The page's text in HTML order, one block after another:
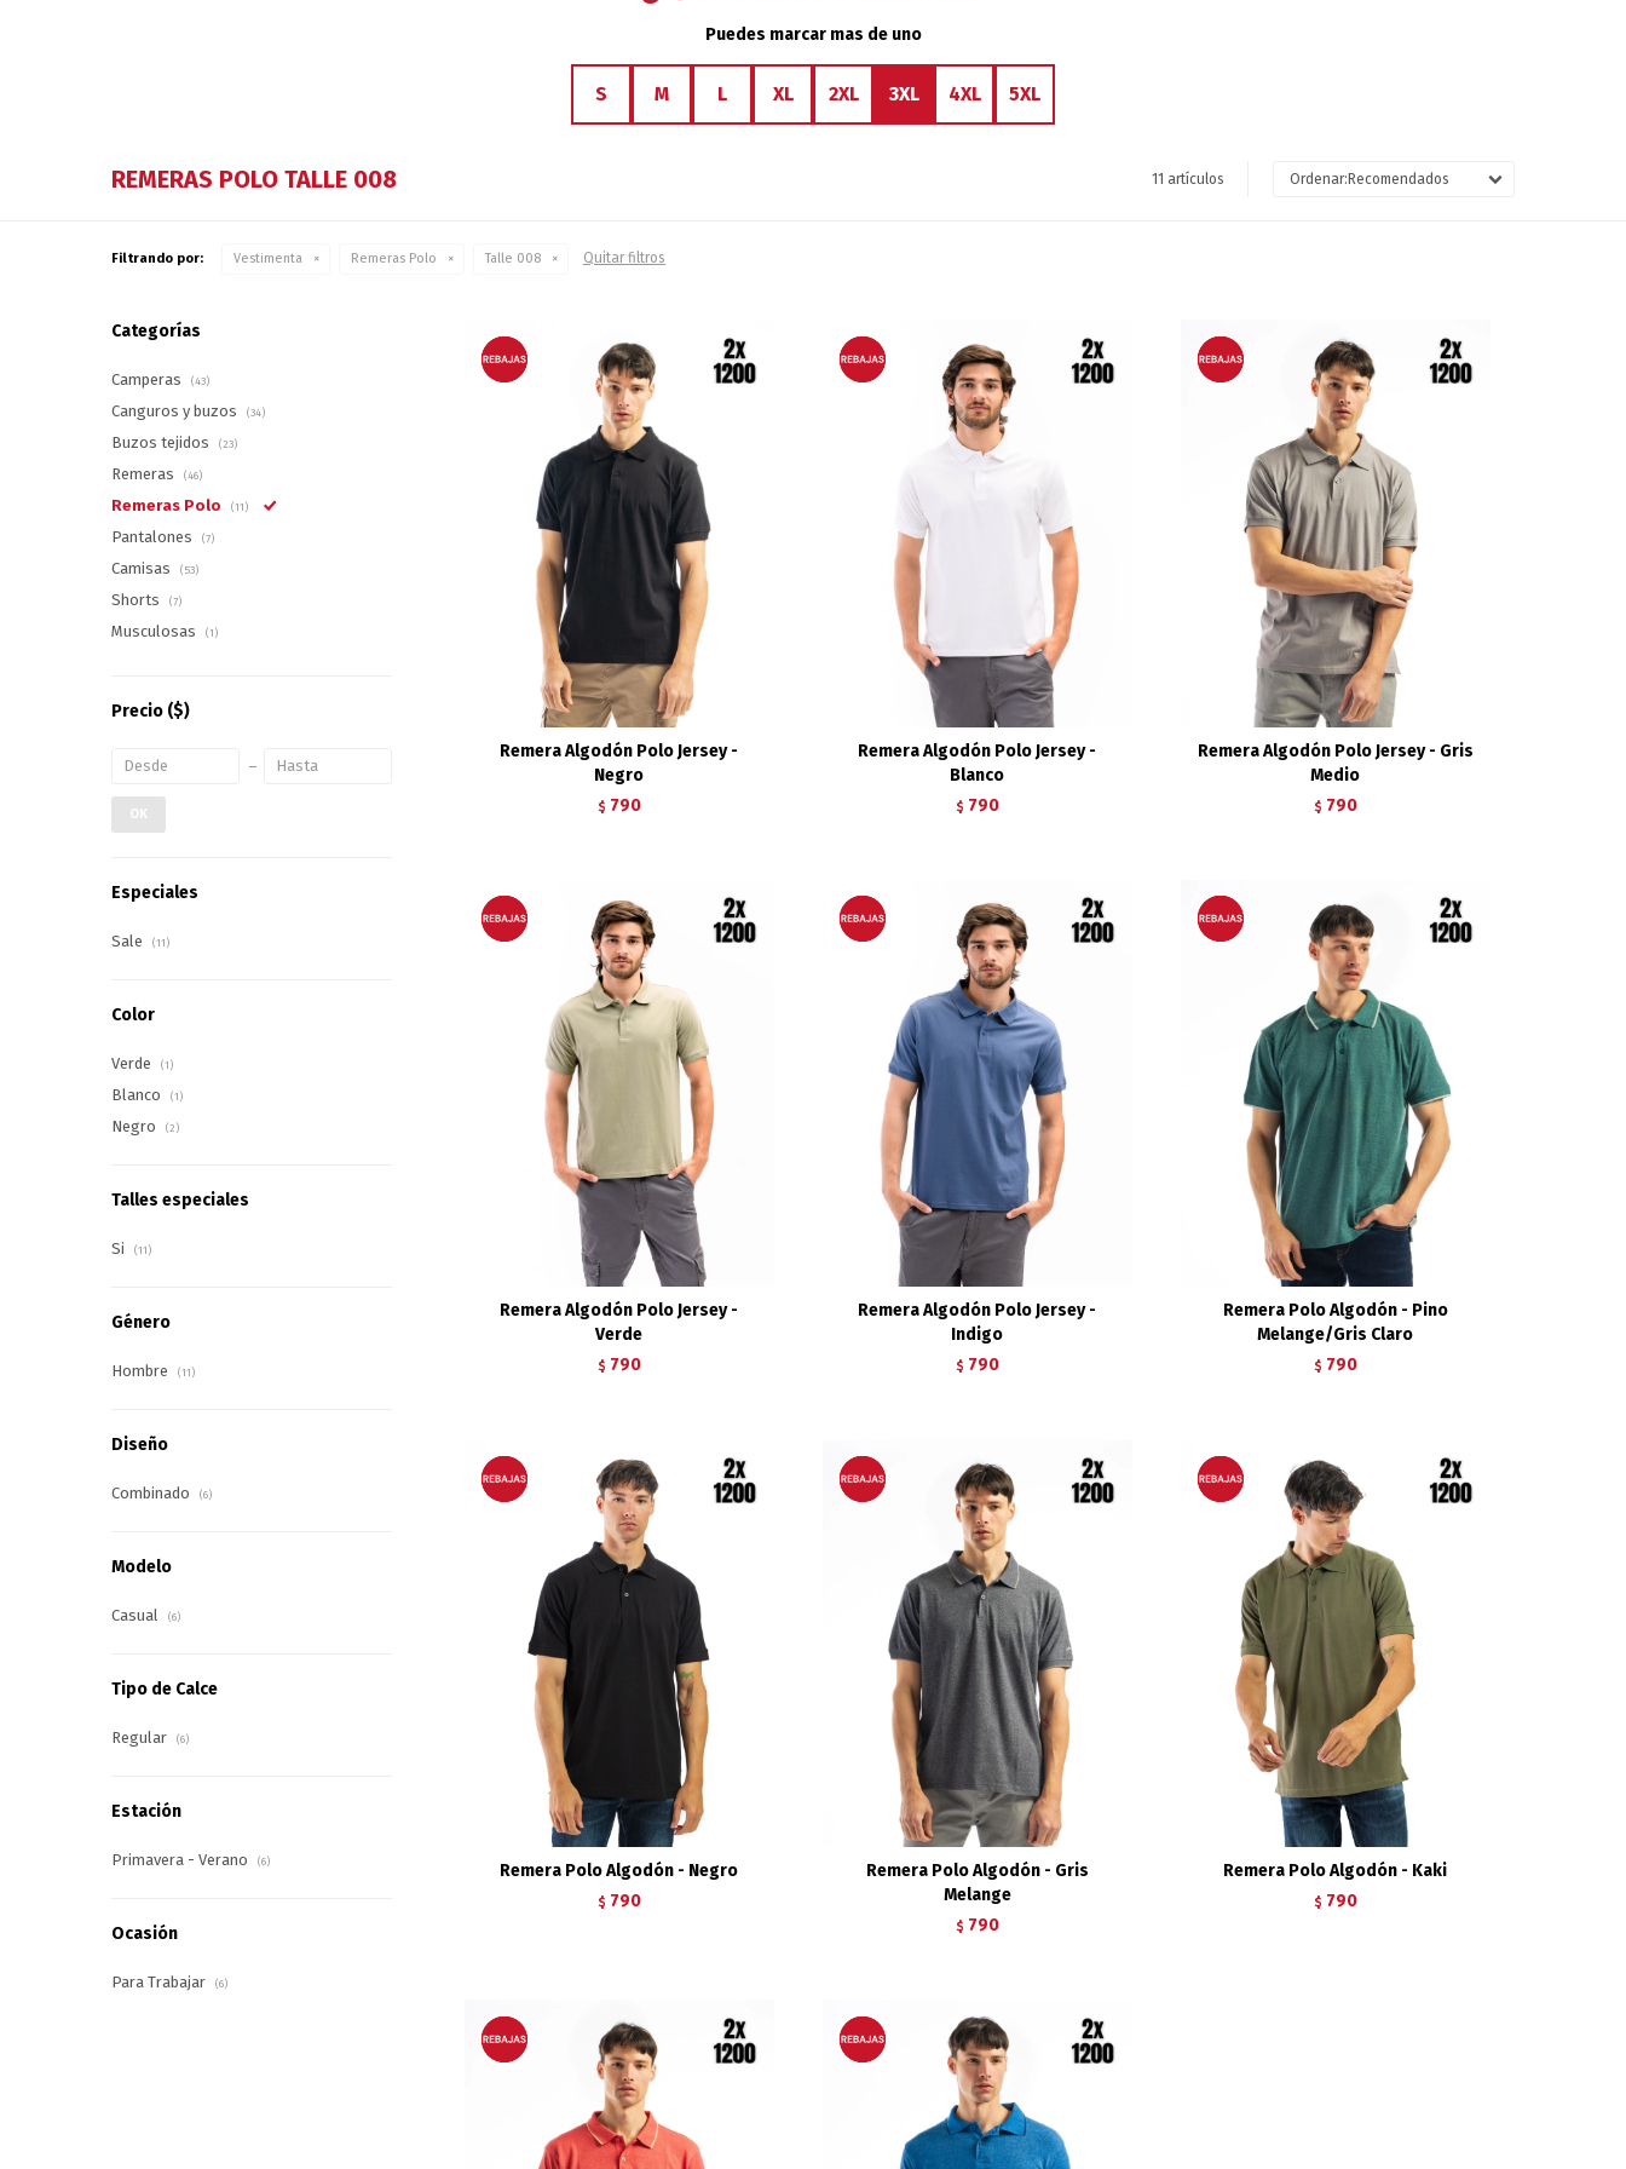
Puedes marcar mas de uno
S M L XL 2XL 3XL 4XL 5XL
REMERAS POLO TALLE 008 11 artículos Recomendados
Filtrando por: Vestimenta Remeras Polo Talle 008 Quitar filtros
Remera Algodón Polo Jersey -
Negro
$ 790
Remera Algodón Polo Jersey -
Blanco
$ 790
Remera Algodón Polo Jersey - Gris
Medio
$ 790
Remera Algodón Polo Jersey -
Verde
$ 790
Remera Algodón Polo Jersey -
Indigo
$ 790
Remera Polo Algodón - Pino
Melange/Gris Claro
$ 790
Remera Polo Algodón - Negro
$ 790
Remera Polo Algodón - Gris
Melange
$ 790
Remera Polo Algodón - Kaki
$ 790
Categorías
Camperas (43)
Canguros y buzos (34)
Buzos tejidos (23)
Remeras (46)
Remeras Polo (11)
Pantalones (7)
Camisas (53)
Shorts (7)
Musculosas (1)
Precio ($)
OK
Especiales
Sale (11)
Color
Verde (1)
Blanco (1)
Negro (2)
Talles especiales
Si (11)
Género
Hombre (11)
Diseño
Combinado (6)
Modelo
Casual (6)
Tipo de Calce
Regular (6)
Estación
Primavera - Verano (6)
Ocasión
Para Trabajar (6)